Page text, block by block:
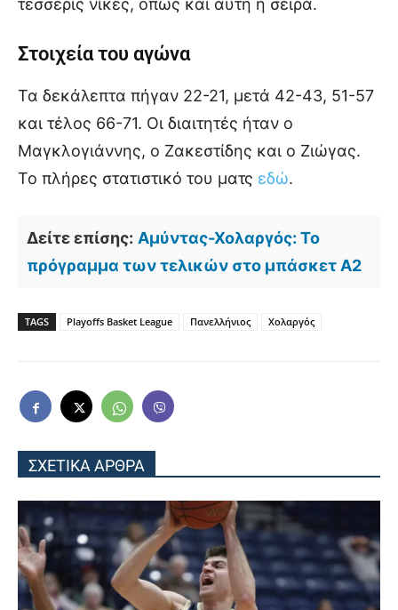
τέσσερις νίκες, όπως και αυτή η σειρά.
Στοιχεία του αγώνα
Τα δεκάλεπτα πήγαν 22-21, μετά 42-43, 51-57
και τέλος 66-71. Οι διαιτητές ήταν ο
Μαγκλογιάννης, ο Ζακεστίδης και ο Ζιώγας.
Το πλήρες στατιστικό του ματς εδώ.
Δείτε επίσης: Αμύντας-Χολαργός: Το
πρόγραμμα των τελικών στο μπάσκετ A2
TAGS Playoffs Basket League Πανελλήνιος Χολαργός
ΣΧΕΤΙΚΑ ΑΡΘΡΑ